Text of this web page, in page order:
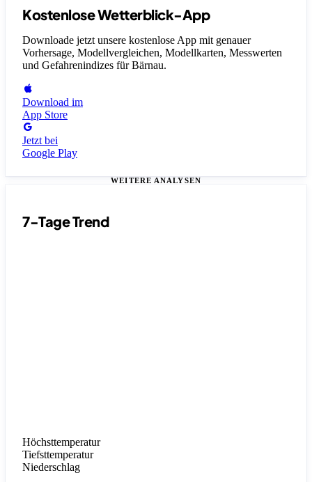
Kostenlose Wetterblick-App
Downloade jetzt unsere kostenlose App mit genauer
Vorhersage, Modellvergleichen, Modellkarten, Messwerten
und Gefahrenindizes für Bärnau.
Download im
App Store
Jetzt bei
Google Play
WEITERE ANALYSEN
7-Tage Trend
Höchsttemperatur
Tiefsttemperatur
Niederschlag